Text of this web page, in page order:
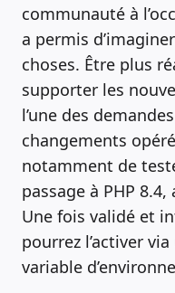
communauté à
a permis
choses. Être plus
supporter les
l’une des
changements
notamment de
passage à PHP
Une fois validé et
pourrez l’activer
variable